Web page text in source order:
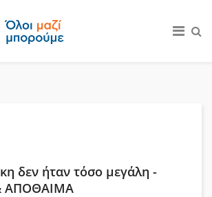
δεν ήταν τόσο μεγάλη -
ΑΠΟΘΑΙΜΑ